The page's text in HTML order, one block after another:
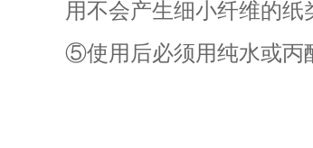
用不会产生细小纤维的纸
⑤使用后必须用纯水或丙